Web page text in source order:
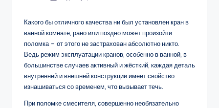
Какого бы отличного качества ни был установлен кран в
ванной комнате, рано или поздно может произойти
поломка – от этого не застрахован абсолютно никто.
Ведь режим эксплуатации кранов, особенно в ванной, в
большинстве случаев активный и жёсткий, каждая деталь
внутренней и внешней конструкции имеет свойство
изнашиваться со временем, что вызывает течь.
При поломке смесителя, совершенно необязательно